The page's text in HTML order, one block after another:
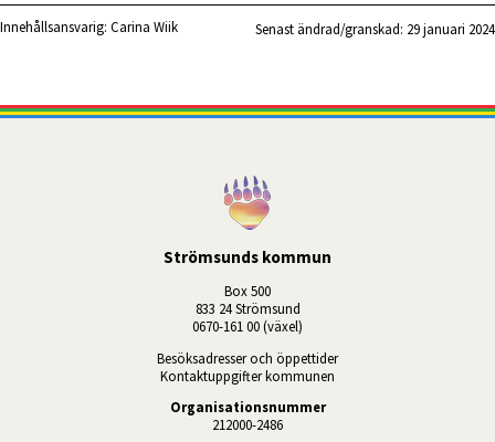
Innehållsansvarig: Carina Wiik Senast ändrad/granskad: 29 januari 2024
Strömsunds kommun
Box 500
833 24 Strömsund
0670-161 00 (växel)
Besöksadresser och öppettider
Kontaktuppgifter kommunen
Organisationsnummer
212000-2486